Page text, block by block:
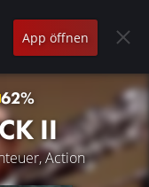
App öffnen
62%
II
Action